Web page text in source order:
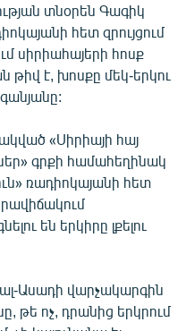
տնօրեն Գագիկ
հետ զրույցում
սիրիահայերի հոսք
թիվ է, խոսքը մեկ-երկու
«Սիրիայի հայ
գրքի համահեղինակ
ռադիոկայանի հետ
են երկիրը լքելու
Ասադի վարչակարգին
թե ոչ, դրանից երկրում